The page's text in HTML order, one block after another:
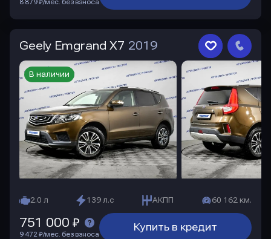
8 879 ₽/мес. без взноса
Geely Emgrand X7 2019
2.0 л 139 л.с АКПП 60 162 км.
В наличии
Купить в кредит
751 000 ₽
9 472 ₽/мес. без взноса